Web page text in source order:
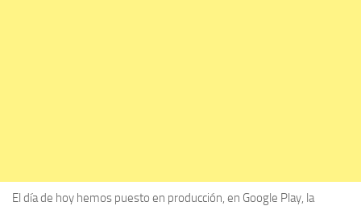
El día de hoy hemos puesto en producción, en Google Play, la